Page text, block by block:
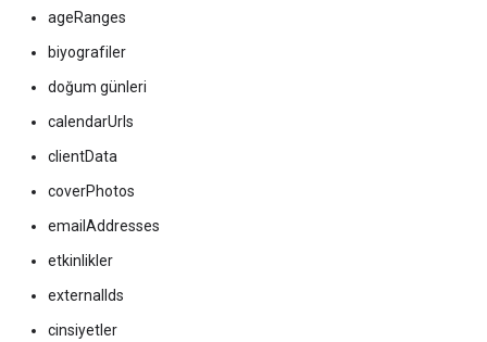
ageRanges
biyografiler
doğum günleri
calendarUrls
clientData
coverPhotos
emailAddresses
etkinlikler
externalIds
cinsiyetler